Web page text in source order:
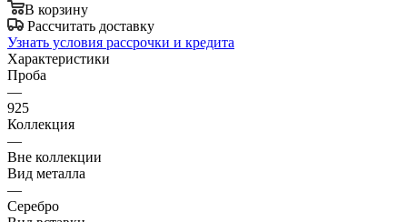
В корзину
Рассчитать доставку
Узнать условия рассрочки и кредита
Характеристики
Проба
—
925
Коллекция
—
Вне коллекции
Вид металла
—
Серебро